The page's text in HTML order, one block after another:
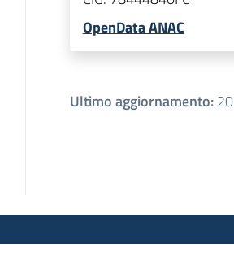
OpenData ANAC
Ultimo aggiornamento: